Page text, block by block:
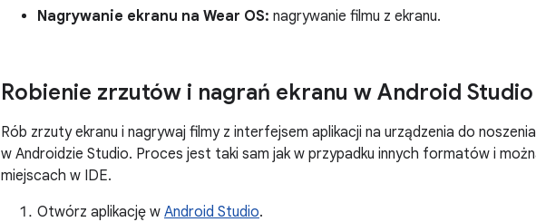
Nagrywanie ekranu na Wear OS: nagrywanie filmu z ekranu.
Robienie zrzutów i nagrań ekranu w Android Studio
Rób zrzuty ekranu i nagrywaj filmy z interfejsem aplikacji na urządzenia do
w Androidzie Studio. Proces jest taki sam jak w przypadku innych formatów i
miejscach w IDE.
Otwórz aplikację w Android Studio.